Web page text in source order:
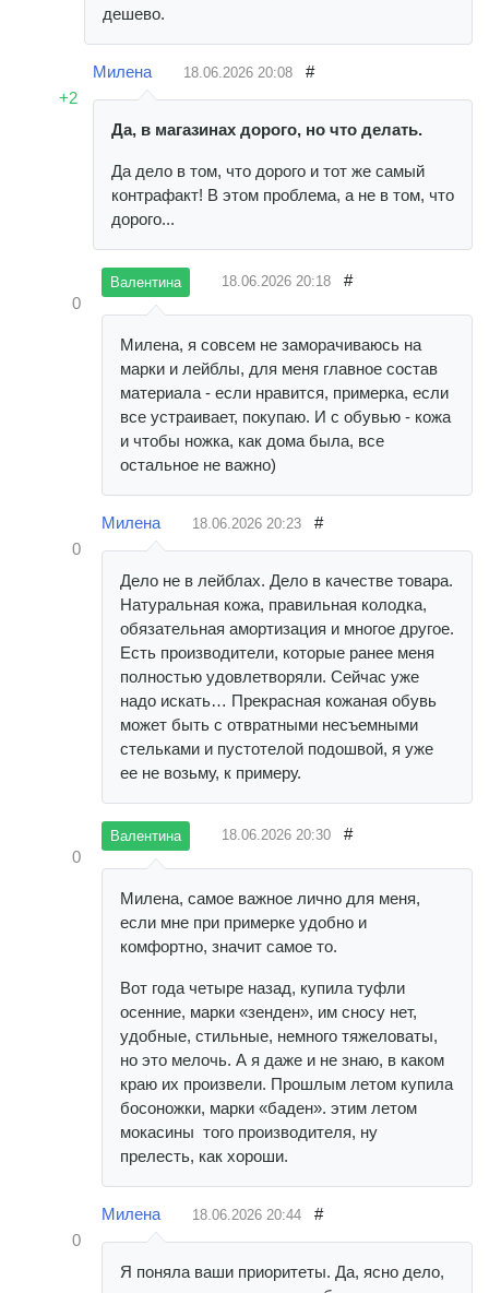
дешево.
+2
Милена 18.06.2026 20:08 #
Да, в магазинах дорого, но что делать.
Да дело в том, что дорого и тот же самый
контрафакт! В этом проблема, а не в том, что
дорого...
0
Валентина 18.06.2026 20:18 #
Милена, я совсем не заморачиваюсь на
марки и лейблы, для меня главное состав
материала - если нравится, примерка, если
все устраивает, покупаю. И с обувью - кожа
и чтобы ножка, как дома была, все
остальное не важно)
0
Милена 18.06.2026 20:23 #
Дело не в лейблах. Дело в качестве товара.
Натуральная кожа, правильная колодка,
обязательная амортизация и многое другое.
Есть производители, которые ранее меня
полностью удовлетворяли. Сейчас уже
надо искать… Прекрасная кожаная обувь
может быть с отвратными несъемными
стельками и пустотелой подошвой, я уже
ее не возьму, к примеру.
0
Валентина 18.06.2026 20:30 #
Милена, самое важное лично для меня,
если мне при примерке удобно и
комфортно, значит самое то.
Вот года четыре назад, купила туфли
осенние, марки «зенден», им сносу нет,
удобные, стильные, немного тяжеловаты,
но это мелочь. А я даже и не знаю, в каком
краю их произвели. Прошлым летом купила
босоножки, марки «баден». этим летом
мокасины того производителя, ну
прелесть, как хороши.
0
Милена 18.06.2026 20:44 #
Я поняла ваши приоритеты. Да, ясно дело,